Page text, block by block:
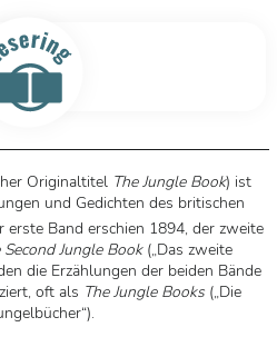
Originaltitel The Jungle Book) ist
und Gedichten des britischen
erste Band erschien 1894, der zweite
Second Jungle Book(„Das zweite
die Erzählungen der beiden Bände
oft als The Jungle Books („Die